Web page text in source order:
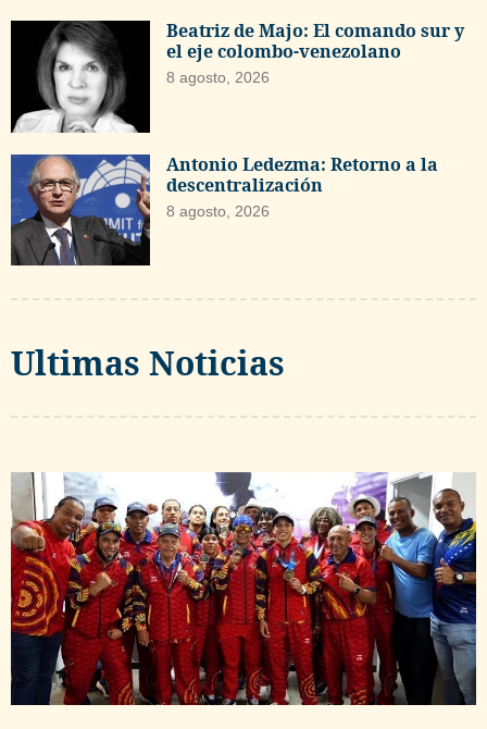
Beatriz de Majo: El comando sur y
el eje colombo-venezolano
8 agosto, 2026
Antonio Ledezma: Retorno a la
descentralización
8 agosto, 2026
Ultimas Noticias